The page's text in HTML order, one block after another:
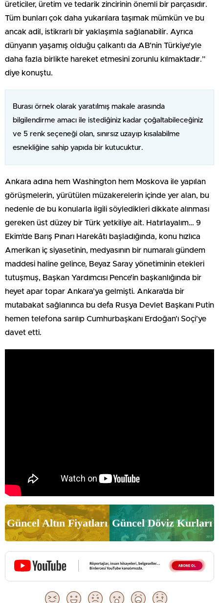
üreticiler, üretim ve tedarik zincirinin önemli bir parçasıdır.
Tüm bunları çok daha yukarılara taşımak mümkün ve bu
ancak adil, istikrarlı bir yaklaşımla sağlanabilir. Ayrıca
dünyanın yaşamış olduğu çalkantı da AB’nin Türkiye’yle
daha fazla birlikte hareket etmesini zorunlu kılmaktadır.”
diye konuştu.
Burası örnek olarak yaratılmış makale arasında
bilgilendirme amacı ile istediğiniz kadar çoğaltabileceğiniz
ve 5 renk seçeneği olan, sınırsız uzayıp kısalabilme
esnekliğine sahip yapıda bir kutucuktur.
Ankara adına hem Washington hem Moskova ile yapılan
görüşmelerin, yürütülen müzakerelerin içinde yer alan, bu
nedenle de bu konularla ilgili söyledikleri dikkate alınması
gereken üst düzey bir Türk yetkiliye ait. Hatırlayalım… 9
Ekim’de Barış Pınarı Harekâtı başladığında, konu hızlıca
Amerikan iç siyasetinin, medyasının bir numaralı gündem
maddesi haline gelince, Beyaz Saray yönetiminin etekleri
tutuşmuş, Başkan Yardımcısı Pence’in başkanlığında bir
heyet apar topar Ankara’ya gelmişti. Ankara’da bir
mutabakat sağlanınca bu defa Rusya Devlet Başkanı Putin
hemen telefona sarılıp Cumhurbaşkanı Erdoğan’ı Soçi’ye
davet etti.
Güncel Altın Fiyatları Güncel Döviz Kurları